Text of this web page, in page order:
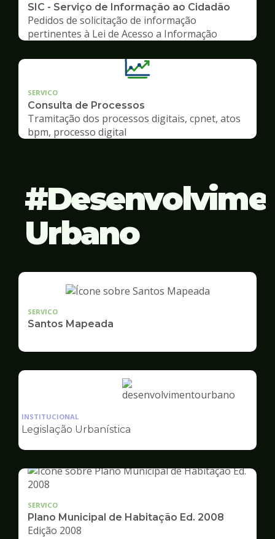
SIC - Serviço de Informação ao Cidadão
Pedidos de solicitação de informação
pertinentes à Lei de Acesso a Informação
SERVICO
Consulta de Processos
Tramitação dos processos digitais, cpnet, atos
bpm, processo digital
Urbano
SERVICO
Santos Mapeada
Ilustração
Desenvolvimento
Urbano
INSTITUCIONAL
Legislação Urbanística
SERVICO
Plano Municipal de Habitação Ed. 2008
Edição 2008